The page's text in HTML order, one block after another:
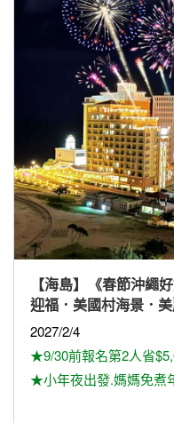
【海島】《春節沖繩
迎福．美國村海景．
2027/2/4
★9/30前報名第2人省
★小年夜出發.媽媽免煮